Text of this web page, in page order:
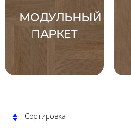
МОДУЛЬНЫЙ
ПАРКЕТ
Сортировка